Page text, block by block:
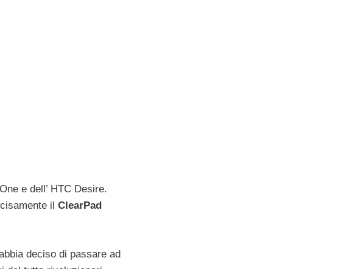
e dell’ HTC Desire.
il ClearPad
deciso di passare ad